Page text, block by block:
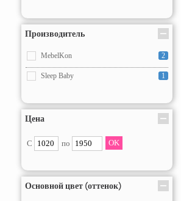
Производитель
MebelKon 2
Sleep Baby 1
Цена
С по
Основной цвет (оттенок)